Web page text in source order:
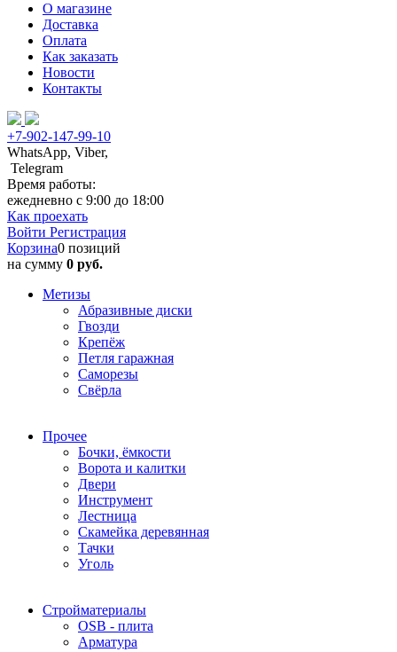
О магазине
Доставка
Оплата
Как заказать
Новости
Контакты
+7-902-147-99-10
WhatsApp, Viber,
Telegram
Время работы:
ежедневно с 9:00 до 18:00
Как проехать
Войти Регистрация
Корзина0 позиций
на сумму 0 руб.
Метизы
Абразивные диски
Гвозди
Крепёж
Петля гаражная
Саморезы
Свёрла
Прочее
Бочки, ёмкости
Ворота и калитки
Двери
Инструмент
Лестница
Скамейка деревянная
Тачки
Уголь
Стройматериалы
OSB - плита
Арматура